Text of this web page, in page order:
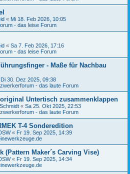
« Mi 18. Feb 2026, 10:05
- das leise Forum
« Sa 7. Feb 2026, 17:16
- das leise Forum
- Maße für Nachbau
Di 30. Dez 2025, 09:38
- das laute Forum
Untertisch zusammenklappen
« Sa 25. Okt 2025, 22:53
- das laute Forum
T-4 Sonderedition
« Fr 19. Sep 2025, 14:39
(Pattern Maker´s Carving Vise)
« Fr 19. Sep 2025, 14:34